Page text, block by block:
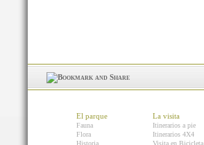
El parque
Fauna
Flora
Historia
La visita
Itinerarios a pie
Itinerarios 4X4
Visita en Bicicleta